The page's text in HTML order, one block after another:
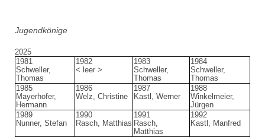
Jugendkönige
2025
1981
Schweller,
Thomas
1982
< leer >
1983
Schweller,
Thomas
1984
Schweller,
Thomas
1985
Mayerhofer,
Hermann
1986
Welz, Christine
1987
Kastl, Werner
1988
Winkelmeier,
Jürgen
1989
Nunner, Stefan
1990
Rasch, Matthias
1991
Rasch,
Matthias
1992
Kastl, Manfred